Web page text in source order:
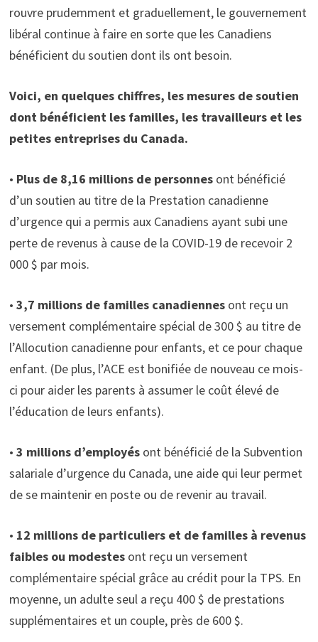
rouvre prudemment et graduellement, le gouvernement
libéral continue à faire en sorte que les Canadiens
bénéficient du soutien dont ils ont besoin.
Voici, en quelques chiffres, les mesures de soutien
dont bénéficient les familles, les travailleurs et les
petites entreprises du Canada.
• Plus de 8,16 millions de personnes ont bénéficié
d’un soutien au titre de la Prestation canadienne
d’urgence qui a permis aux Canadiens ayant subi une
perte de revenus à cause de la COVID-19 de recevoir 2
000 $ par mois.
• 3,7 millions de familles canadiennesont reçu un
versement complémentaire spécial de 300 $ au titre de
l’Allocution canadienne pour enfants, et ce pour chaque
enfant. (De plus, l’ACE est bonifiée de nouveau ce mois-
ci pour aider les parents à assumer le coût élevé de
l’éducation de leurs enfants).
• 3 millions d’employésont bénéficié de la Subvention
salariale d’urgence du Canada, une aide qui leur permet
de se maintenir en poste ou de revenir au travail.
• 12 millions de particuliers et de familles à revenus
faibles ou modestesont reçu un versement
complémentaire spécial grâce au crédit pour la TPS. En
moyenne, un adulte seul a reçu 400 $ de prestations
supplémentaires et un couple, près de 600 $.